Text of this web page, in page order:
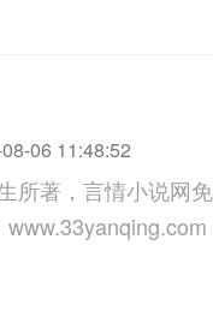
06 11:48:52
著，言情小说网